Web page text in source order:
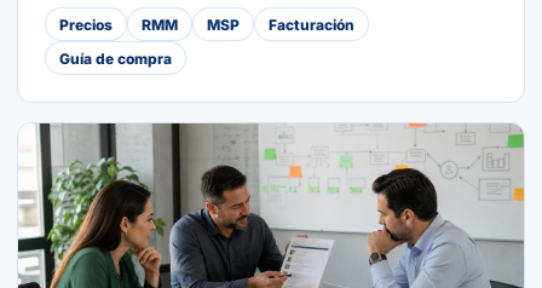
Precios RMM MSP
Facturación
Guía de compra